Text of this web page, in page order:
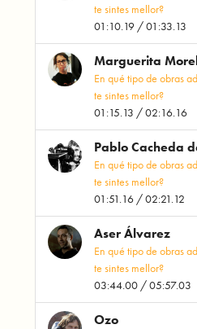
te sintes mellor?
01:10.19 / 01:33.13
Marguerita
En qué tipo de obras
te sintes mellor?
01:15.13 / 02:16.16
Pablo Cacheda
En qué tipo de obras
te sintes mellor?
01:51.16 / 02:21.12
Aser Álvarez
En qué tipo de obras
te sintes mellor?
03:44.00 / 05:57.03
Ozo